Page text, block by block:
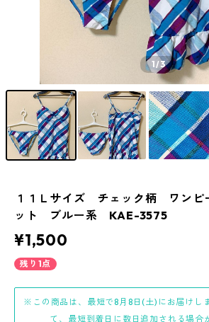
1/3
１１Ｌサイズ チェック柄 ワンピ
ット ブルー系 KAE-3575
¥1,500
残り1点
※この商品は、最短で8月8日(土)にお届けし
て、最短到着日に数日追加される場合